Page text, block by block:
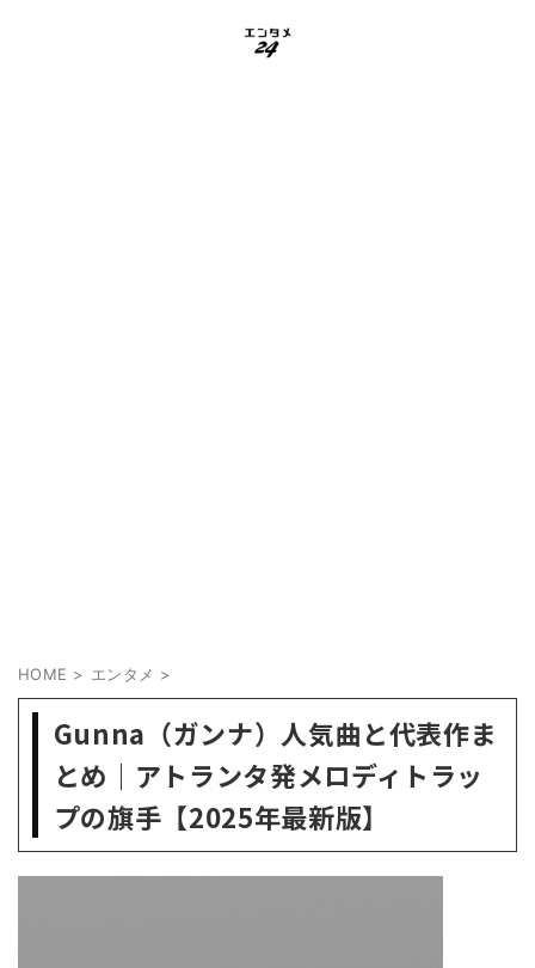
HOME > エンタメ >
Gunna（ガンナ）人気曲と代表作ま
とめ｜アトランタ発メロディトラッ
プの旗手【2025年最新版】